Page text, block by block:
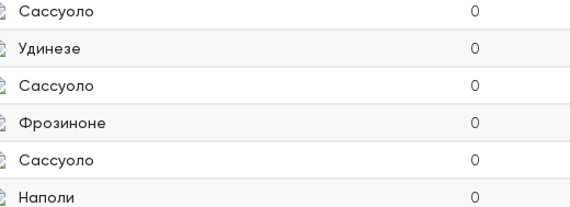
Сассуоло 0
Удинезе 0
Сассуоло 0
Фрозиноне 0
Сассуоло 0
Наполи 0